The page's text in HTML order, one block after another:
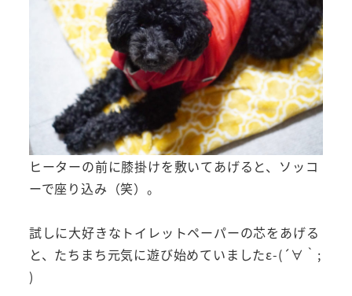
ヒーターの前に膝掛けを敷いてあげると、ソッコ
ーで座り込み（笑）。
試しに大好きなトイレットペーパーの芯をあげる
と、たちまち元気に遊び始めていましたε-(´∀｀;
)